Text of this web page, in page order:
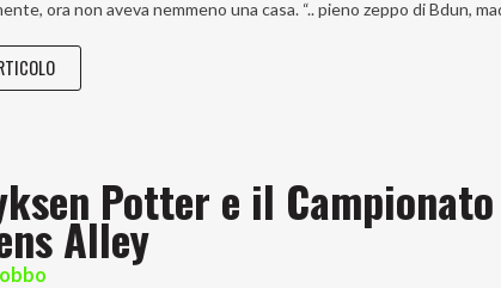
ora non aveva nemmeno una casa. “.. pieno zeppo di Bdun,
Potter e il
Alley